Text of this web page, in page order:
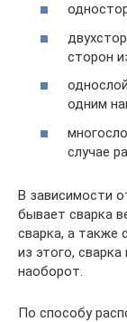
сторон
одним
случае
В зависимости
бывает сварка
сварка, а также
из этого,
наоборот.
По способу